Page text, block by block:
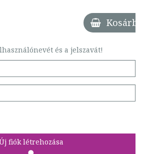
Kosárba
és a jelszavát!
fiók létrehozása